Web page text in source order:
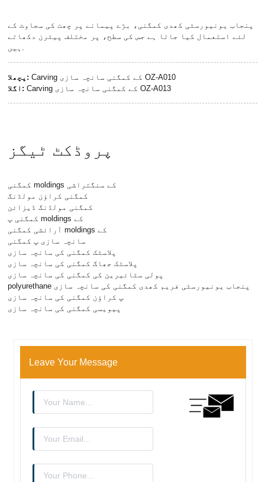
پنجاب یونیورسٹی کھدی کمگنی، بڑے پیمانے پر چھت کی سجاوٹ کے
لئے استعمال کیا جاتا ہے جس کی سطح، پر مختلف پیٹرن دکھاتے
پچھلا:
Carving کے کمگنی سانچہ سازی OZ-A010
اگلا:
Carving کے کمگنی سانچہ سازی OZ-A013
پروڈکٹ ٹیگز
کمگنی moldings کے سنگتراشی
کمگنی کراؤن مولڈنگ
کمگنی مولڈنگ ڈیزائن
کمگنی پ moldings کے
آرائشی کمگنی moldings کے
سانچہ سازی پ کمگنی
پلاسٹک کمگنی کی سانچہ سازی
پلاسٹک جھاگ کمگنی کی سانچہ سازی
پولی سٹائیرین کی کمگنی کی سانچہ سازی
polyurethane پنجاب یونیورسٹی فریم کھدی کمگنی کی سانچہ سازی
پ کراؤن کمگنی کی سانچہ سازی
پیویسی کمگنی کی سانچہ سازی
Leave Your Message